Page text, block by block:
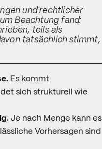
und rechtlicher
Beachtung fand:
teils als
tatsächlich stimmt,
Es kommt
sich strukturell wie
Je nach Menge kann es
Vorhersagen sind